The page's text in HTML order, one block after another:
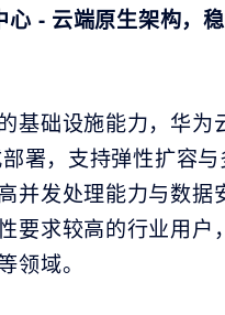
心 - 云端原生架构，
基础设施能力，华为
署，支持弹性扩容
并发处理能力与数据
要求较高的行业用户
领域。